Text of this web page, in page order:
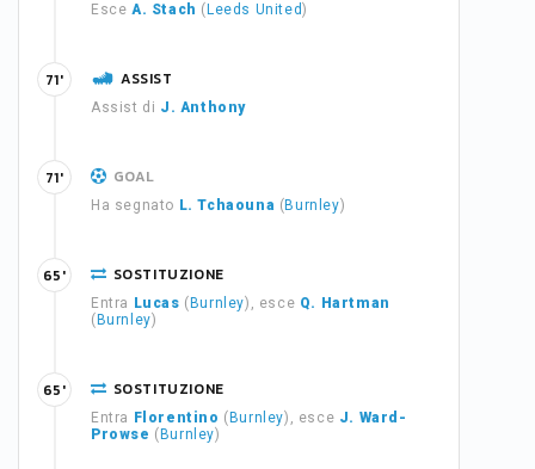
Esce A. Stach ( Leeds United)
ASSIST
Assist di J. Anthony
71'
GOAL
Ha segnato L. Tchaouna ( Burnley)
71'
SOSTITUZIONE
Entra Lucas ( Burnley), esce Q. Hartman
( Burnley)
65'
SOSTITUZIONE
Entra Florentino ( Burnley), esce J. Ward-
Prowse ( Burnley)
65'